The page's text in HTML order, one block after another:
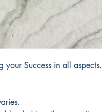
your Success in all aspects.